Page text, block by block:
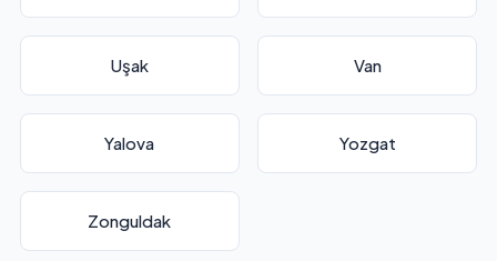
Uşak Van
Yalova Yozgat
Zonguldak